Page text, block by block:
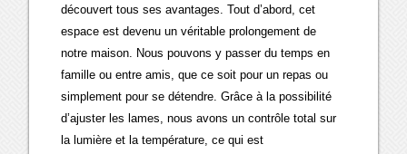
découvert tous ses avantages. Tout d’abord, cet
espace est devenu un véritable prolongement de
notre maison. Nous pouvons y passer du temps en
famille ou entre amis, que ce soit pour un repas ou
simplement pour se détendre. Grâce à la possibilité
d’ajuster les lames, nous avons un contrôle total sur
la lumière et la température, ce qui est